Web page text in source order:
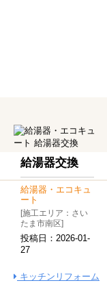
給湯器交換
給湯器・エコキュ
ート
[施工エリア：さい
たま市南区]
投稿日： 2026-01-
27
キッチンリフォーム